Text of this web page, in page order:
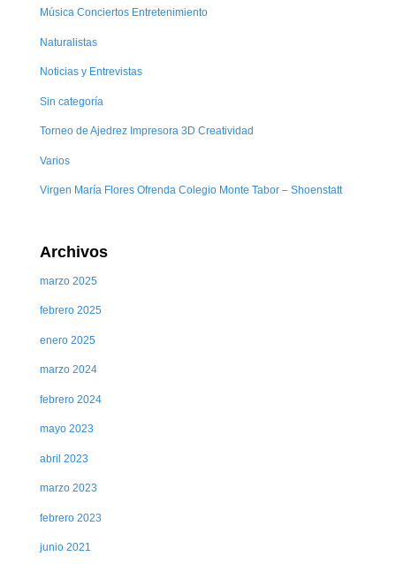
Música Conciertos Entretenimiento
Naturalistas
Noticias y Entrevistas
Sin categoría
Torneo de Ajedrez Impresora 3D Creatividad
Varios
Virgen María Flores Ofrenda Colegio Monte Tabor – Shoenstatt
Archivos
marzo 2025
febrero 2025
enero 2025
marzo 2024
febrero 2024
mayo 2023
abril 2023
marzo 2023
febrero 2023
junio 2021